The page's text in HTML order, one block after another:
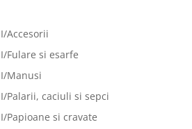
Accesorii
Fulare si esarfe
Manusi
Palarii, caciuli si sepci
Papioane si cravate